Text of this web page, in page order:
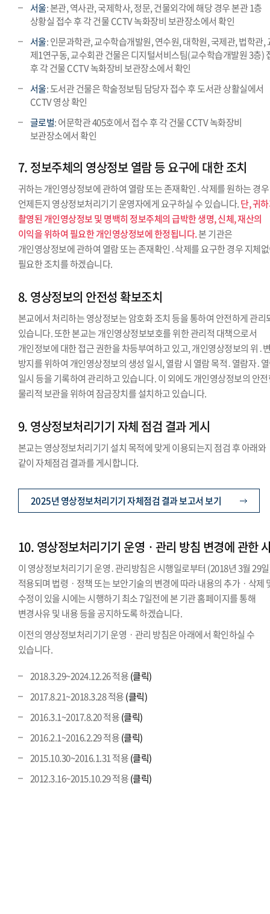
서울: 본관, 역사관, 국제학사, 정문, 건물외각에 해당 경우 본관 1층
상황실 접수 후 각 건물 CCTV 녹화장비 보관장소에서 확인
서울: 인문과학관, 교수학습개발원, 연수원, 대학원, 국제관, 법학관,
제1연구동, 교수회관 건물은 디지털서비스팀(교수학습개발원 3층)
후 각 건물 CCTV 녹화장비 보관장소에서 확인
서울: 도서관 건물은 학술정보팀 담당자 접수 후 도서관 상활실에서
CCTV 영상 확인
글로벌: 어문학관 405호에서 접수 후 각 건물 CCTV 녹화장비
보관장소에서 확인
7. 정보주체의 영상정보 열람 등 요구에 대한 조치
귀하는 개인영상정보에 관하여 열람 또는 존재확인․삭제를 원하는 경우
언제든지 영상정보처리기기 운영자에게 요구하실 수 있습니다.단, 귀
촬영된 개인영상정보 및 명백히 정보주체의 급박한 생명, 신체, 재산의
이익을 위하여 필요한 개인영상정보에 한정됩니다.본 기관은
개인영상정보에 관하여 열람 또는 존재확인․삭제를 요구한 경우 지체
필요한 조치를 하겠습니다.
8. 영상정보의 안전성 확보조치
본교에서 처리하는 영상정보는 암호화 조치 등을 통하여 안전하게 관리
있습니다. 또한 본교는 개인영상정보보호를 위한 관리적 대책으로서
개인정보에 대한 접근 권한을 차등부여하고 있고, 개인영상정보의 위․
방지를 위하여 개인영상정보의 생성 일시, 열람 시 열람 목적․열람자․
일시 등을 기록하여 관리하고 있습니다. 이 외에도 개인영상정보의 안
물리적 보관을 위하여 잠금장치를 설치하고 있습니다.
9. 영상정보처리기기 자체 점검 결과 게시
본교는 영상정보처리기기 설치 목적에 맞게 이용되는지 점검 후 아래와
같이 자체점검 결과를 게시합니다.
2025년 영상정보처리기기 자체점검 결과 보고서 보기
10. 영상정보처리기기 운영ㆍ관리 방침 변경에 관한
이 영상정보처리기기 운영․관리방침은 시행일로부터 (2018년 3월 29
적용되며 법령ㆍ정책 또는 보안기술의 변경에 따라 내용의 추가ㆍ삭제
수정이 있을 시에는 시행하기 최소 7일전에 본 기관 홈페이지를 통해
변경사유 및 내용 등을 공지하도록 하겠습니다.
이전의 영상정보처리기기 운영ㆍ관리 방침은 아래에서 확인하실 수
있습니다.
2018.3.29~2024.12.26 적용(클릭)
2017.8.21~2018.3.28 적용(클릭)
2016.3.1~2017.8.20 적용(클릭)
2016.2.1~2016.2.29 적용(클릭)
2015.10.30~2016.1.31 적용(클릭)
2012.3.16~2015.10.29 적용(클릭)